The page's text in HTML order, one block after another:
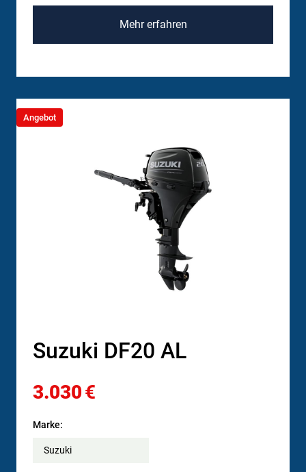
Mehr erfahren
Angebot
Suzuki DF20 AL
3.030€
Marke:
Suzuki